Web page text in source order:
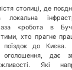
столиці, де
локальна
«робота в
тими, хто прагне
поїздок до
оголошення, дає
Які